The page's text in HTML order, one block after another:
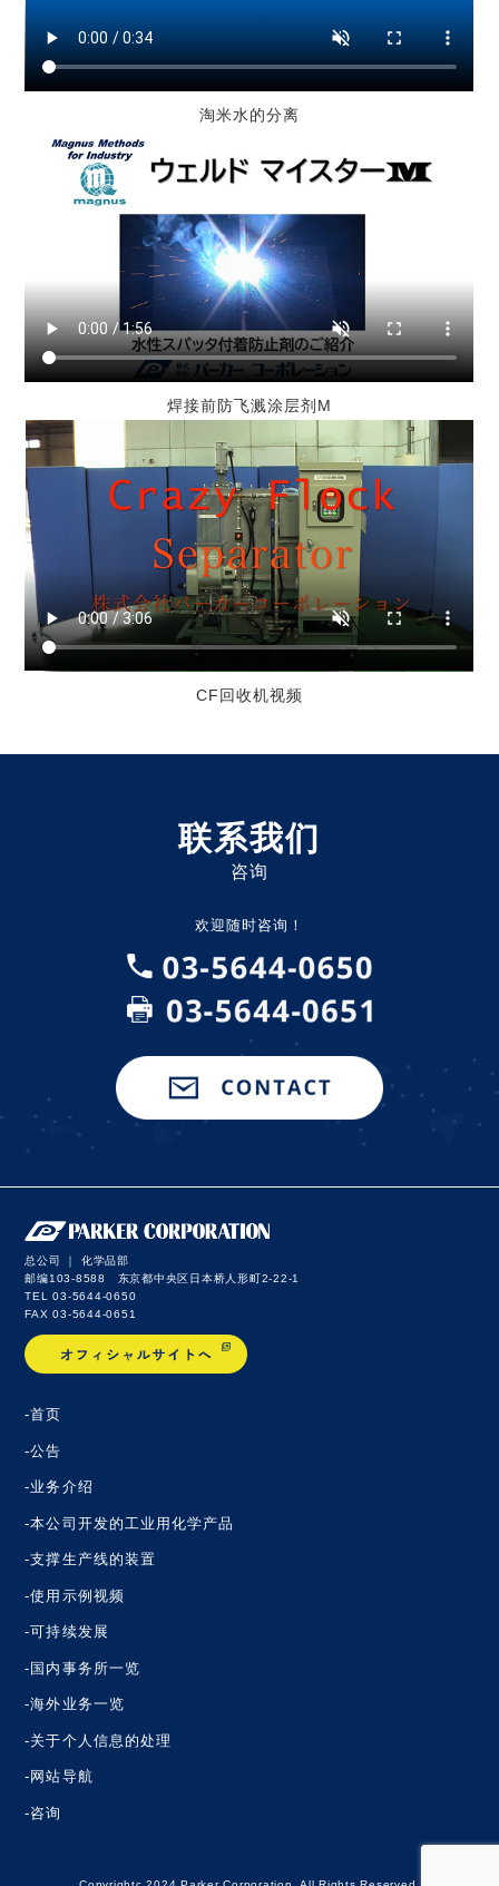
淘米水的分离
焊接前防飞溅涂层剂M
CF回收机视频
联系我们
咨询
欢迎随时咨询！
总公司 ｜ 化学品部
邮编103-8588 东京都中央区日本桥人形町2-22-1
TEL 03-5644-0650
FAX 03-5644-0651
‐首页
‐公告
‐业务介绍
‐本公司开发的工业用化学产品
‐支撑生产线的装置
‐使用示例视频
‐可持续发展
‐国内事务所一览
‐海外业务一览
‐关于个人信息的处理
‐网站导航
‐咨询